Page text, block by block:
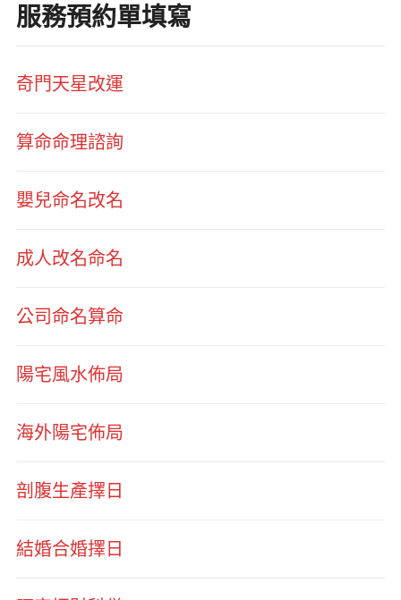
服務預約單填寫
奇門天星改運
算命命理諮詢
嬰兒命名改名
成人改名命名
公司命名算命
陽宅風水佈局
海外陽宅佈局
剖腹生產擇日
結婚合婚擇日